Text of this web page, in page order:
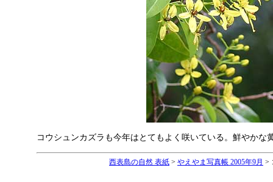
コウシュンカズラも今年はとてもよく咲いている。鮮やかな
西表島の自然 表紙 > やえやま写真帳 2005年9月 >